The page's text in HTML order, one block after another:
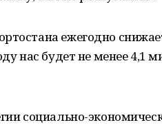
ежегодно
нас будет не менее 4,1
социально-